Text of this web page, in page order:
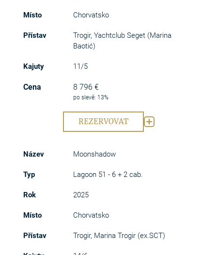
Chorvatsko
Trogir, Yachtclub Seget (Marina
Baotić)
11/5
8 796 €
po slevě: 13%
REZERVOVAT
Moonshadow
Lagoon 51 - 6 + 2 cab.
2025
Chorvatsko
Trogir, Marina Trogir (ex.SCT)